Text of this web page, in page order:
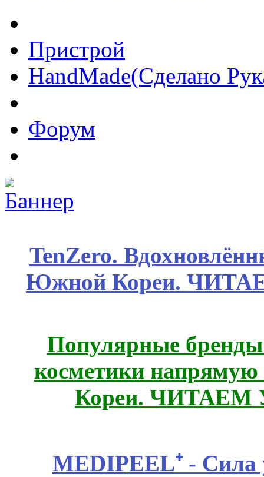
Пристрой
HandMade(Сделано
Форум
TenZero.
Южной Кореи.
Популярные
косметики
Кореи.
MEDIPEEL⁺ - Сила